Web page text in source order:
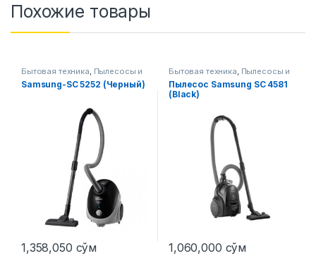
Похожие товары
Бытовая техника, Пылесосы и
аксессуары
Samsung-SC 5252 (Черный)
1,358,050 сўм
Бытовая техника, Пылесосы и
аксессуары
Пылесос Samsung SC 4581
(Black)
1,060,000 сўм